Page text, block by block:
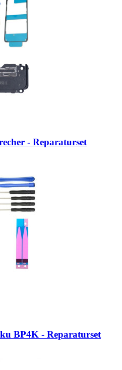
- Reparaturset
BP4K - Reparaturset